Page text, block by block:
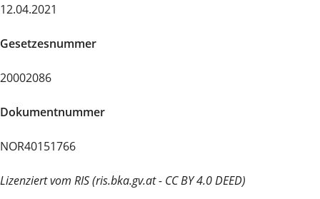
12.04.2021
Gesetzesnummer
20002086
Dokumentnummer
NOR40151766
Lizenziert vom RIS (ris.bka.gv.at - CC BY 4.0 DEED)